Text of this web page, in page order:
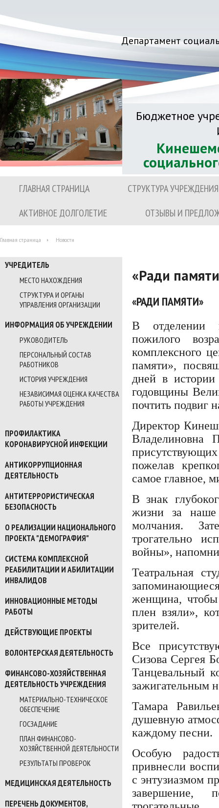
Департамент
Бюджетное
ГЛАВНАЯ СТРАНИЦА
СТРУКТУРА УЧРЕЖДЕНИЯ
АКТИВНОЕ ДОЛГОЛЕТИЕ
ОТЗЫВЫ И
Главная страница Новости
УЧРЕДИТЕЛЬ
МЕСТО НАХОЖДЕНИЯ
СТРУКТУРА И ОРГАНЫ
УПРАВЛЕНИЯ ОРГАНИЗАЦИИ
ИНФОРМАЦИЯ ОБ УЧРЕЖДЕНИИ
РУКОВОДИТЕЛЬ
ПЕРСОНАЛЬНЫЙ СОСТАВ
РАБОТНИКОВ
ИСТОРИЯ УЧРЕЖДЕНИЯ
НЕЗАВИСИМАЯ ОЦЕНКА КАЧЕСТВА
РАБОТЫ УЧРЕЖДЕНИЯ
ПРОФИЛАКТИКА
КОРОНАВИРУСНОЙ ИНФЕКЦИИ
АНТИКОРРУПЦИОННАЯ
ДЕЯТЕЛЬНОСТЬ
АНТИТЕРРОРИСТИЧЕСКАЯ
БЕЗОПАСНОСТЬ
О РЕАЛИЗАЦИИ НАЦИОНАЛЬНОГО
ПРОЕКТА "ДЕМОГРАФИЯ"
СИСТЕМА КОМПЛЕКСНОЙ
РЕАБИЛИТАЦИИ И АБИЛИТАЦИИ
ИНВАЛИДОВ
ИННОВАЦИОННЫЕ МЕТОДЫ
РАБОТЫ
ДЕЙСТВУЮЩИЕ ПРОЕКТЫ
ВОЛОНТЕРСКАЯ ДЕЯТЕЛЬНОСТЬ
ФИНАНСОВО-ХОЗЯЙСТВЕННАЯ
ДЕЯТЕЛЬНОСТЬ УЧРЕЖДЕНИЯ
МАТЕРИАЛЬНО-ТЕХНИЧЕСКОЕ
ОБЕСПЕЧЕНИЕ
ГОСЗАДАНИЕ
ПЛАН ФИНАНСОВО-
ХОЗЯЙСТВЕННОЙ ДЕЯТЕЛЬНОСТИ
РЕЗУЛЬТАТЫ ПРОВЕРОК
МЕДИЦИНСКАЯ ДЕЯТЕЛЬНОСТЬ
ПЕРЕЧЕНЬ ДОКУМЕНТОВ,
«Ради
«РАДИ ПАМЯТИ»
В отделении
пожилого
комплексного
памяти»,
дней в
годовщины
почтить подвиг
Директор
Владелиновна
пожелав
самое главное,
В знак
жизни за наше
молчания.
трогательно
войны»,
Театральная
женщина,
плен взяли»,
зрителей.
Все
Сизова Сергея
Танцевальный
зажигательным
Тамара
душевную
каждому песни.
Особую
привнесли
с энтузиазмом
завершение,